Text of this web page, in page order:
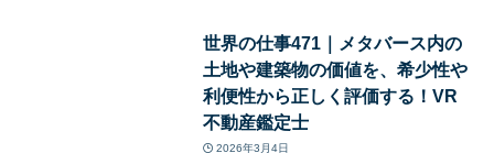
世界の仕事471｜メタバース内の
土地や建築物の価値を、希少性や
利便性から正しく評価する！VR
不動産鑑定士
2026年3月4日